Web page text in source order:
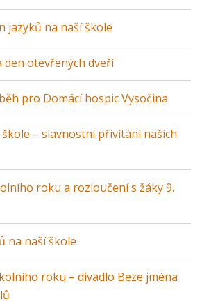
jazyků na naší škole
den otevřených dveří
pro Domácí hospic Vysočina
škole – slavnostní přivítání našich
roku a rozloučení s žáky 9.
na naší škole
roku – divadlo Beze jména